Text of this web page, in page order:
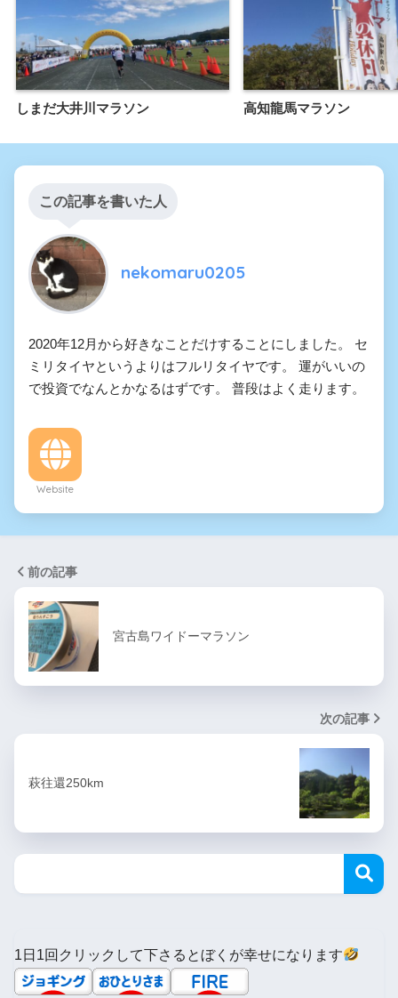
しまだ大井川マラソン 高知龍馬マラソン
この記事を書いた人
nekomaru0205
2020年12月から好きなことだけすることにしました。 セ
ミリタイヤというよりはフルリタイヤです。 運がいいの
で投資でなんとかなるはずです。 普段はよく走ります。
Website
前の記事
宮古島ワイドーマラソン
次の記事
萩往還250km
1日1回クリックして下さるとぼくが幸せになります